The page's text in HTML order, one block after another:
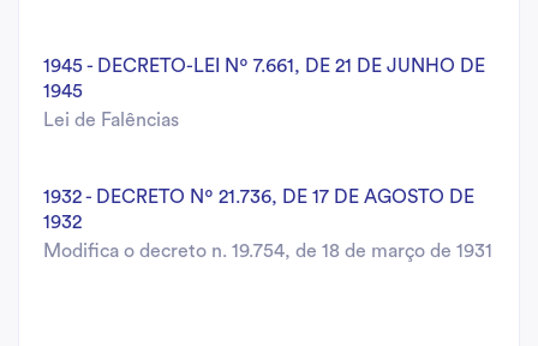
1945 - DECRETO-LEI Nº 7.661, DE 21 DE JUNHO DE
1945
Lei de Falências
1932 - DECRETO Nº 21.736, DE 17 DE AGOSTO DE
1932
Modifica o decreto n. 19.754, de 18 de março de 1931